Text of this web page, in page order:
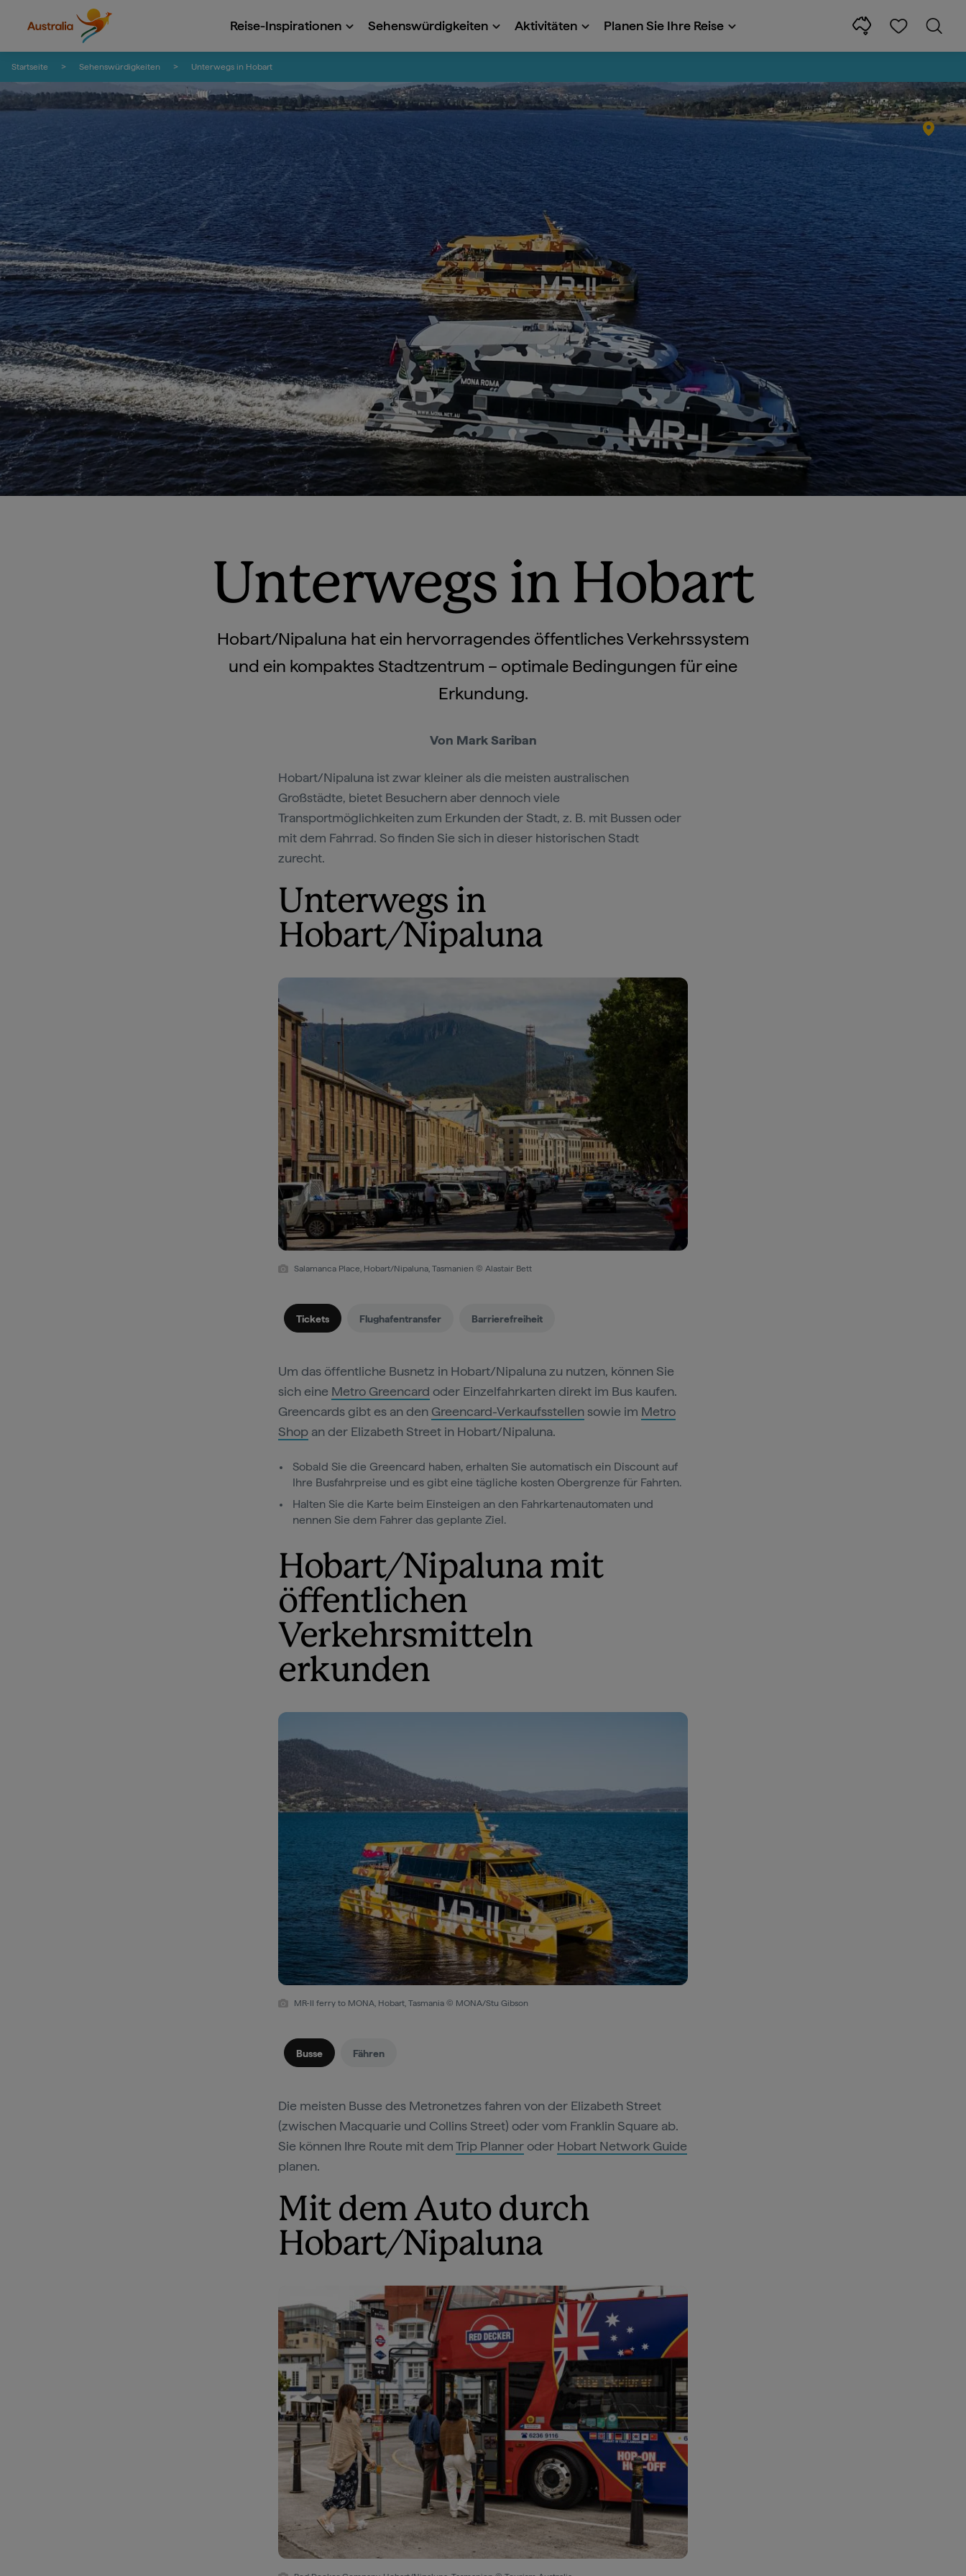
Reise-Inspirationen Sehenswürdigkeiten Aktivitäten Planen Sie Ihre Reise
Startseite Sehenswürdigkeiten Unterwegs in Hobart
Unterwegs in Hobart
Hobart/Nipaluna hat ein hervorragendes öffentliches Verkehrssystem
und ein kompaktes Stadtzentrum – optimale Bedingungen für eine
Erkundung.
Von Mark Sariban
Hobart/Nipaluna ist zwar kleiner als die meisten australischen
Großstädte, bietet Besuchern aber dennoch viele
Transportmöglichkeiten zum Erkunden der Stadt, z. B. mit Bussen oder
mit dem Fahrrad. So finden Sie sich in dieser historischen Stadt
zurecht.
Unterwegs in
Hobart/Nipaluna
Salamanca Place, Hobart/Nipaluna, Tasmanien © Alastair Bett
Tickets Flughafentransfer Barrierefreiheit
Um das öffentliche Busnetz in Hobart/Nipaluna zu nutzen, können Sie
sich eine Metro Greencard oder Einzelfahrkarten direkt im Bus kaufen.
Greencards gibt es an den Greencard-Verkaufsstellensowie im Metro
Shop an der Elizabeth Street in Hobart/Nipaluna.
Sobald Sie die Greencard haben, erhalten Sie automatisch ein Discount auf
Ihre Busfahrpreise und es gibt eine tägliche kosten Obergrenze für Fahrten.
Halten Sie die Karte beim Einsteigen an den Fahrkartenautomaten und
nennen Sie dem Fahrer das geplante Ziel.
Hobart/Nipaluna mit
öffentlichen
Verkehrsmitteln
erkunden
MR-II ferry to MONA, Hobart, Tasmania © MONA/Stu Gibson
Busse Fähren
Die meisten Busse des Metronetzes fahren von der Elizabeth Street
(zwischen Macquarie und Collins Street) oder vom Franklin Square ab.
Sie können Ihre Route mit demTrip Planneroder Hobart Network Guide
planen.
Mit dem Auto durch
Hobart/Nipaluna